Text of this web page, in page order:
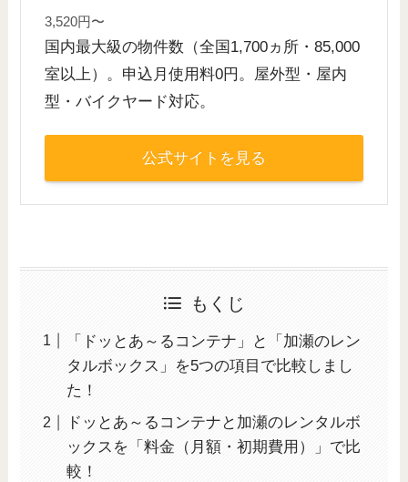
3,520円〜
国内最大級の物件数（全国1,700ヵ所・85,000
室以上）。申込月使用料0円。屋外型・屋内
型・バイクヤード対応。
公式サイトを見る
もくじ
「ドッとあ～るコンテナ」と「加瀬のレン
タルボックス」を5つの項目で比較しまし
た！
ドッとあ～るコンテナと加瀬のレンタルボ
ックスを「料金（月額・初期費用）」で比
較！